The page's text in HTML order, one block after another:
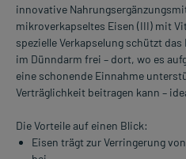
innovative
mikroverkapseltes Eisen (III) mit
spezielle Verkapselung schützt
im Dünndarm frei – dort, wo es
eine schonende Einnahme
Verträglichkeit beitragen kann –
Die Vorteile auf einen Blick:
Eisen trägt zur Verringerung